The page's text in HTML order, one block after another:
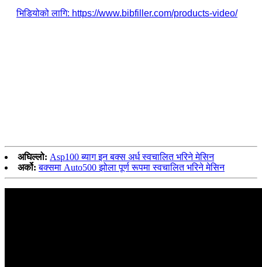
भिडियोको लागि: https://www.bibfiller.com/products-video/
अघिल्लो: Asp100 ब्याग इन बक्स अर्ध स्वचालित भरिने मेसिन
अर्को: बक्समा Auto500 झोला पूर्ण रूपमा स्वचालित भरिने मेसिन